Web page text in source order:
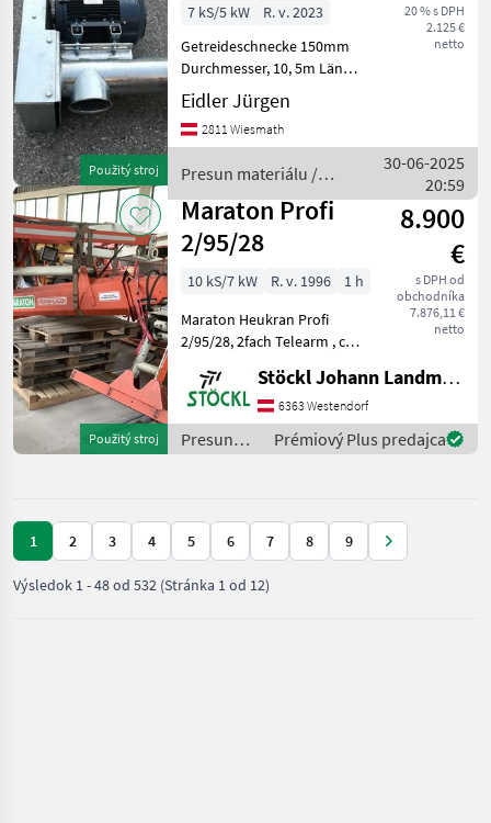
Použitý stroj
20 % s DPH
2.125 €
netto
7 kS/5 kW
R. v. 2023
Getreideschnecke 150mm
Durchmesser, 10, 5m Länge
mit Einlaufkorb, Motor
400V, 5, 5KW und
Klemmkasten ohne
Steckerkombination
priemer: priemer 150,
Pohon klin
Eidler Jürgen
2811 Wiesmath
Presun materiálu /
Sonstige
30-06-2025
20:59
Použitý stroj
Maraton Profi
2/95/28
8.900
€
s DPH od
obchodníka
7.876,11 €
netto
10 kS/7 kW R. v. 1996
1 h
Maraton Heukran Profi
2/95/28, 2fach Telearm , ca
sofort verfügbar, A Presun
materiálu Zdvíhače a
nakladače
Stöckl Johann Landmaschinen GesmbH & Co KG
6363 Westendorf
Presun
materiálu
Prémiový Plus predajca
1 2 3 4 5 6 7 8 9
Výsledok 1-48od 532 (Stránka 1 od 12)